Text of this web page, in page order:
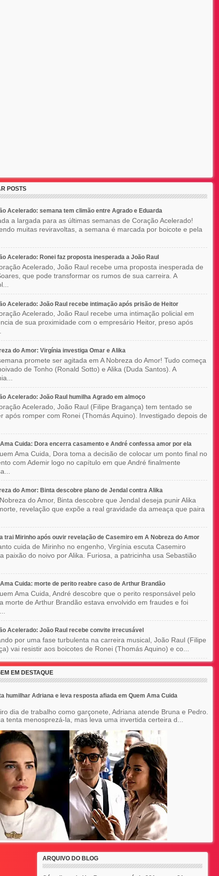
POSTS
Acelerado: semana tem climão entre Agrado e Eduarda
a largada para as últimas semanas de Coração Acelerado!
muitas reviravoltas, a semana é marcada por boicote e pela
Acelerado: Ronei faz proposta inesperada a João Raul
Acelerado, João Raul recebe uma proposta inesperada de
que pode transformar os rumos de sua carreira. A
Acelerado: João Raul recebe intimação após prisão de Heitor
Acelerado, João Raul recebe uma intimação policial em
de sua proximidade com o empresário Heitor, preso após
do Amor: Virgínia investiga Omar e Alika
promete ser agitada em A Nobreza do Amor! Tudo começa
de Tonho (Ronald Sotto) e Alika (Duda Santos). A
Acelerado: João Raul humilha Agrado em almoço
Acelerado, João Raul (Filipe Bragança) tem tentado se
após romper com Ronei (Thomás Aquino). Investigado depois de
Cuida: Dora encerra casamento e André confessa amor por ela
Ama Cuida, Dora toma a decisão de colocar um ponto final no
com Ademir logo no capítulo em que André finalmente
do Amor: Binta descobre plano de Jendal contra Alika
do Amor, Binta descobre que Jendal deseja punir Alika
revelação que expõe a real gravidade da ameaça que paira
trai Mirinho após ouvir revelação de Casemiro em A Nobreza do Amor
cuida de Mirinho no engenho, Virgínia escuta Casemiro
paixão do noivo por Alika. Furiosa, a patricinha usa Sebastião
Cuida: morte de perito reabre caso de Arthur Brandão
Ama Cuida, André descobre que o perito responsável pelo
morte de Arthur Brandão estava envolvido em fraudes e foi
Acelerado: João Raul recebe convite irrecusável
por uma fase turbulenta na carreira musical, João Raul (Filipe
vai resistir aos boicotes de Ronei (Thomás Aquino) e co...
EM DESTAQUE
humilhar Adriana e leva resposta afiada em Quem Ama Cuida
dia de trabalho como garçonete, Adriana atende Bruna e Pedro.
tenta menosprezá-la, mas leva uma invertida certeira d...
ARQUIVO DO BLOG